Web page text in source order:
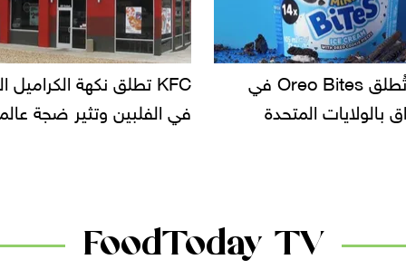
KFC تطلق نكهة الكراميل المملح
في الفلبين وتثير ضجة عالمية
دعوات للتحقيق
سحب بعض ألبان
FoodToday TV